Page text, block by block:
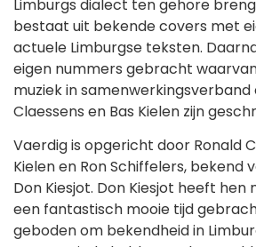
Limburgs dialect ten gehore
bestaat uit bekende covers met
actuele Limburgse teksten.
eigen nummers gebracht
muziek in samenwerkingsverband
Claessens en Bas Kielen zijn
Vaerdig is opgericht door Ronald
Kielen en Ron Schiffelers, bekend
Don Kiesjot. Don Kiesjot heeft hen
een fantastisch mooie tijd
geboden om bekendheid in